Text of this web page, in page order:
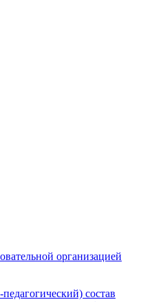
организацией
состав